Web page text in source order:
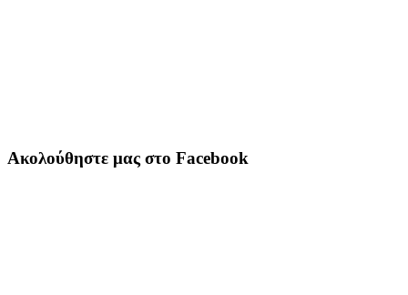
Ακολούθηστε μας στο Facebook